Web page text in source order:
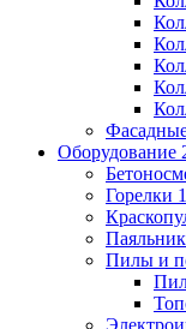
Оборудование
Горелки 1
Пилы и